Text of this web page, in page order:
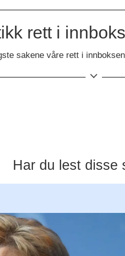
rett i
sakene våre rett i
Har du lest disse